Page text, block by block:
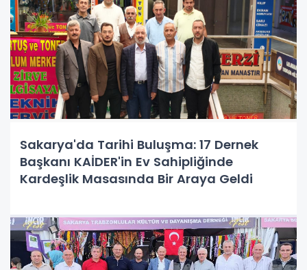
Sakarya'da Tarihi Buluşma: 17 Dernek
Başkanı KAİDER'in Ev Sahipliğinde
Kardeşlik Masasında Bir Araya Geldi